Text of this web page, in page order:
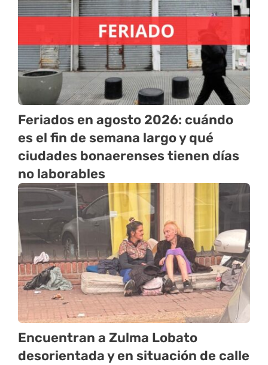
Feriados en agosto 2026: cuándo
es el fin de semana largo y qué
ciudades bonaerenses tienen días
no laborables
Encuentran a Zulma Lobato
desorientada y en situación de calle